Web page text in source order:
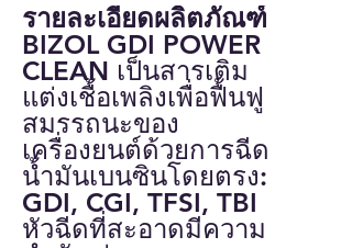
รายละเอียดผลิตภัณฑ์
BIZOL GDI POWER
CLEAN เป็นสารเติม
แต่งเชื้อเพลิงเพื่อฟื้นฟู
สมรรถนะของ
เครื่องยนต์ด้วยการฉีด
น้ำมันเบนซินโดยตรง:
GDI, CGI, TFSI, TBI
หัวฉีดที่สะอาดมีความ